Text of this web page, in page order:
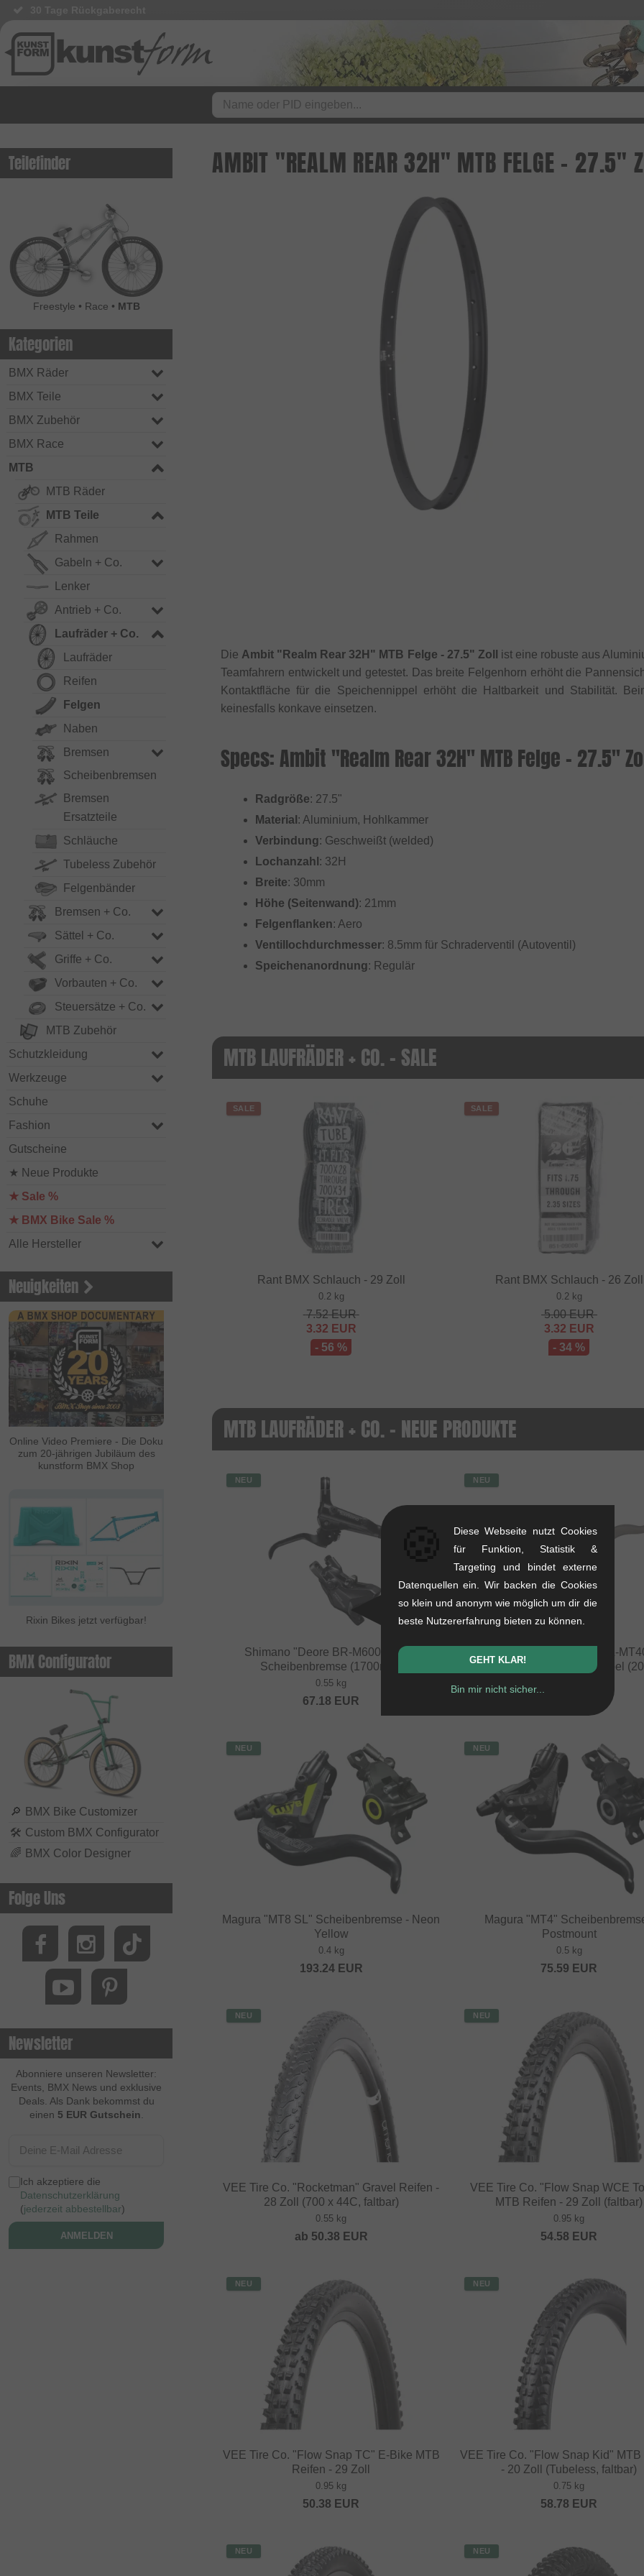
Teilefinder
Freestyle • Race • MTB
Kategorien
BMX Räder
BMX Teile
BMX Zubehör
BMX Race
MTB
MTB Räder
MTB Teile
Rahmen
Gabeln + Co.
Lenker
Antrieb + Co.
Laufräder + Co.
Laufräder
Reifen
Felgen
Naben
Bremsen
Scheibenbremsen
Bremsen
Ersatzteile
Schläuche
Tubeless Zubehör
Felgenbänder
Bremsen + Co.
Sättel + Co.
Griffe + Co.
Vorbauten + Co.
Steuersätze + Co.
MTB Zubehör
Schutzkleidung
Werkzeuge
Schuhe
Fashion
Gutscheine
★ Neue Produkte
★ Sale %
★ BMX Bike Sale %
Alle Hersteller
Neuigkeiten
Online Video Premiere - Die Doku
zum 20-jährigen Jubiläum des
kunstform BMX Shop
Rixin Bikes jetzt verfügbar!
BMX Configurator
🔎 BMX Bike Customizer
🛠 Custom BMX Configurator
🌈 BMX Color Designer
Folge Uns
Newsletter
Abonniere unseren Newsletter:
Events, BMX News und exklusive
Deals. Als Dank bekommst du
einen 5 EUR Gutschein
Ich akzeptiere die
Datenschutzerklärung
(jederzeit abbestellbar)
ANMELDEN
AMBIT "REALM REAR 32H" MTB FELGE - 27.5"
Die Ambit "Realm Rear 32H" MTB Felge - 27.5" Zoll
ist eine robuste aus
Teamfahrern entwickelt und getestet. Das breite Felgenhorn erhöht die
Kontaktfläche für die Speichennippel erhöht die Haltbarkeit und Stabilität.
keinesfalls konkave einsetzen.
Specs: Ambit "Realm Rear 32H" MTB Felge - 27.5"
Radgröße: 27.5"
Material : Aluminium, Hohlkammer
Verbindung: Geschweißt (welded)
Lochanzahl : 32H
Breite: 30mm
Höhe (Seitenwand): 21mm
Felgenflanken: Aero
Ventillochdurchmesser: 8.5mm für Schraderventil (Autoventil)
Speichenanordnung: Regulär
MTB LAUFRÄDER + CO. - SALE
SALE
Rant BMX Schlauch - 29 Zoll
0.2 kg
7.52EUR
3.32 EUR
- 56 %
SALE
Rant BMX Schlauch - 26 Zoll
0.2 kg
5.00EUR
3.32 EUR
- 34 %
MTB LAUFRÄDER + CO. - NEUE PRODUKTE
NEU
Shimano "Deore BR-M6000 J-Kit"
Scheibenbremse (1700mm)
0.55 kg
67.18 EUR
NEU
Shimano "BR-MT400 + BL-
Scheibenbremse - rechter Hebel
NEU
Magura "MT8 SL" Scheibenbremse - Neon
Yellow
0.4 kg
193.24EUR
NEU
Magura "MT4"
Postmount
0.5 kg
75.59 EUR
NEU
VEE Tire Co. "Rocketman" Gravel Reifen -
28 Zoll (700 x 44C, faltbar)
0.55 kg
ab 50.38 EUR
NEU
VEE Tire Co. "Flow Snap WCE
MTB Reifen - 29 Zoll (faltbar)
0.95 kg
54.58 EUR
NEU
VEE Tire Co. "Flow Snap TC" E-Bike MTB
Reifen - 29 Zoll
0.95 kg
50.38 EUR
NEU
VEE Tire Co. "Flow Snap Kid"
- 20 Zoll (Tubeless, faltbar)
0.75 kg
58.78 EUR
NEU NEU
Diese Webseite nutzt Cookies
für Funktion, Statistik &
Targeting und bindet externe
Datenquellen ein. Wir backen die Cookies
so klein und anonym wie möglich um dir die
beste Nutzererfahrung bieten zu können.
GEHT KLAR!
Bin mir nicht sicher...